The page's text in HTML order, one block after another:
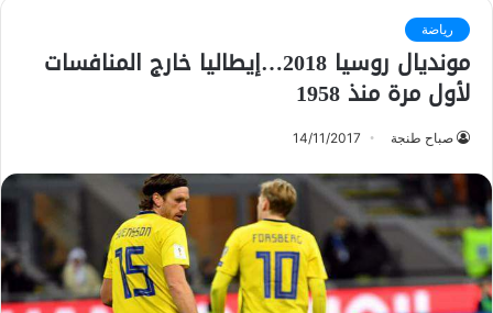
رياضة
مونديال روسيا 2018…إيطاليا خارج المنافسات
لأول مرة منذ 1958
صباح طنجة 14/11/2017